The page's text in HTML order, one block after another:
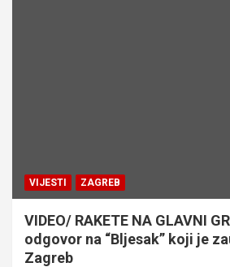
VIJESTI ZAGREB
VIDEO/ RAKETE NA GLAVNI
odgovor na “Bljesak” koji je
Zagreb